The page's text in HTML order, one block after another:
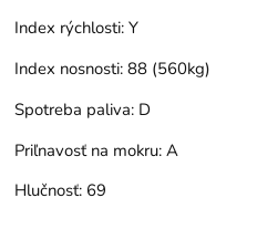
Index rýchlosti: Y
Index nosnosti: 88 (560kg)
Spotreba paliva: D
Priľnavosť na mokru: A
Hlučnosť: 69